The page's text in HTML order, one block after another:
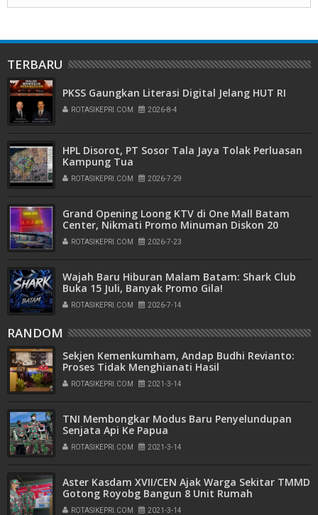
TERBARU
PKSS Gaungkan Literasi Digital Jelang HUT RI
ROTASIKEPRI.COM 2026-8-4
HPL Disorot, PT Sosor Tala Jaya Tolak Perluasan
Kampung Tua
ROTASIKEPRI.COM 2026-7-29
Grand Opening Loong KTV di One Mall Batam
Center, Nikmati Promo Minuman Diskon 20
Persen
ROTASIKEPRI.COM 2026-7-23
Wajah Baru Hiburan Malam Batam: Shark Club
Buka 15 Juli, Banyak Promo Gila!
ROTASIKEPRI.COM 2026-7-14
RANDOM
Sekjen Kemenkumham, Andap Budhi Revianto:
Proses Tidak Menghianati Hasil
ROTASIKEPRI.COM 2021-3-14
TNI Membongkar Modus Baru Penyelundupan
Senjata Api Ke Papua
ROTASIKEPRI.COM 2021-3-14
Aster Kasdam XVII/CEN Ajak Warga Sekitar TMMD
Gotong Royobg Bangun 8 Unit Rumah
Masyarakat
ROTASIKEPRI.COM 2021-3-14